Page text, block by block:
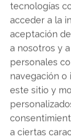
tecnologías
acceder a la
aceptación
a nosotros y
personales
navegación o
este sitio y
a ciertas
el campo del
consola,
en esta
Nintendo
Genesis o
todavía
más
Esto significa
transcurridos,